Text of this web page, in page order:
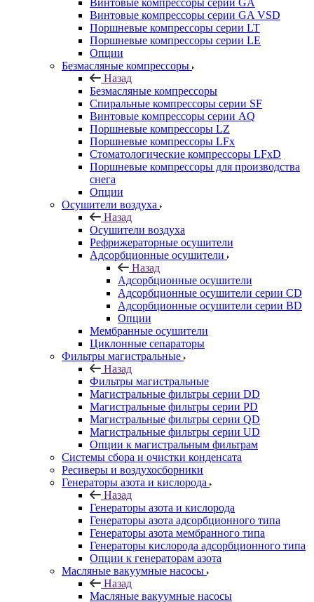
Винтовые компрессоры cерии GA
Винтовые компрессоры cерии GA VSD
Поршневые компрессоры серии LT
Поршневые компрессоры серии LE
Опции
Безмасляные компрессоры
Назад
Безмасляные компрессоры
Спиральные компрессоры серии SF
Винтовые компрессоры серии AQ
Поршневые компрессоры LZ
Поршневые компрессоры LFx
Стоматологические компрессоры LFxD
Поршневые компрессоры для производства
снега
Опции
Осушители воздуха
Назад
Осушители воздуха
Рефрижераторные осушители
Адсорбционные осушители
Назад
Адсорбционные осушители
Адсорбционные осушители серии CD
Адсорбционные осушители серии BD
Опции
Мембранные осушители
Циклонные сепараторы
Фильтры магистральные
Назад
Фильтры магистральные
Магистральные фильтры серии DD
Магистральные фильтры серии PD
Магистральные фильтры серии QD
Магистральные фильтры серии UD
Опции к магистральным фильтрам
Системы сбора и очистки конденсата
Ресиверы и воздухосборники
Генераторы азота и кислорода
Назад
Генераторы азота и кислорода
Генераторы азота адсорбционного типа
Генераторы азота мембранного типа
Генераторы кислорода адсорбционного типа
Опции к генераторам азота
Масляные вакуумные насосы
Назад
Масляные вакуумные насосы